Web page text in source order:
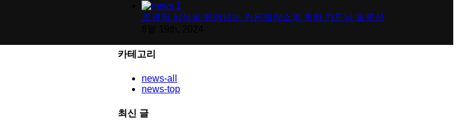
조경의 상식을 뛰어넘는 가든제작소의 특화 가드닝 솔루션
카테고리
news-all
news-top
최신 글